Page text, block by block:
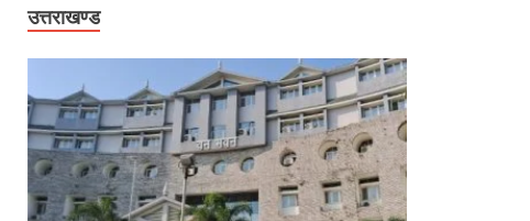
उत्तराखण्ड